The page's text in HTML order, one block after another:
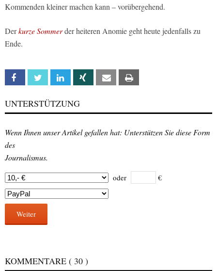
Kommenden kleiner machen kann – vorübergehend.
Derkurze Sommerder heiteren Anomie geht heute jedenfalls zu
Ende.
Facebook Twitter Linkedin Xing Email
UNTERSTÜTZUNG
Wenn Ihnen unser Artikel gefallen hat: Unterstützen Sie diese Form
des
Journalismus.
oder €
Weiter
KOMMENTARE ( 30 )